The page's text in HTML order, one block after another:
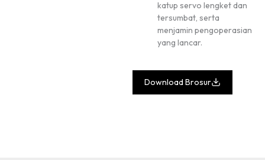
katup servo lengket dan
tersumbat, serta
menjamin pengoperasian
yang lancar.
Download Brosur